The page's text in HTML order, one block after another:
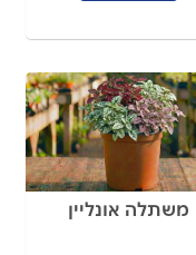
משתלה אונליין